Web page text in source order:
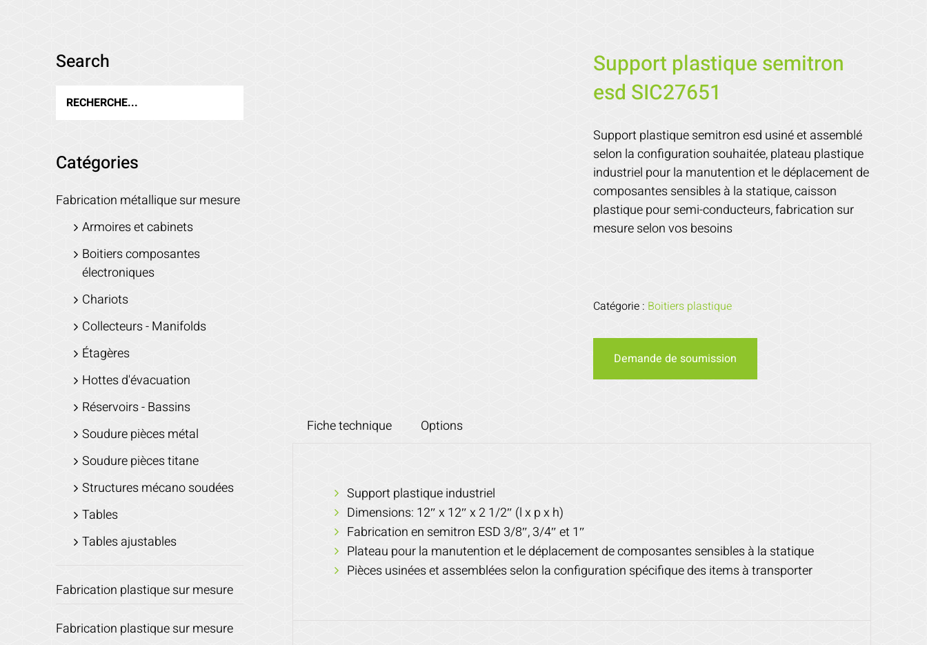
Support plastique semitron
esd SIC27651
Support plastique semitron esd usiné et assemblé
selon la configuration souhaitée, plateau plastique
industriel pour la manutention et le déplacement de
composantes sensibles à la statique, caisson
plastique pour semi-conducteurs, fabrication sur
mesure selon vos besoins
Catégorie : Boitiers plastique
Demande de soumission
Fiche technique Options
Support plastique industriel
Dimensions: 12″ x 12″ x 2 1/2″ (l x p x h)
Fabrication en semitron ESD 3/8″, 3/4″ et 1″
Plateau pour la manutention et le déplacement de composantes sensibles à la statique
Pièces usinées et assemblées selon la configuration spécifique des items à transporter
Search
Catégories
Fabrication métallique sur mesure
Armoires et cabinets
Boitiers composantes
électroniques
Chariots
Collecteurs - Manifolds
Étagères
Hottes d'évacuation
Réservoirs - Bassins
Soudure pièces métal
Soudure pièces titane
Structures mécano soudées
Tables
Tables ajustables
Fabrication plastique sur mesure
Fabrication plastique sur mesure